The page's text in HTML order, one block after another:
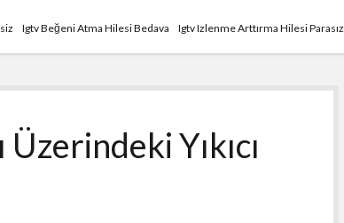
Igtv Beğeni Atma Hilesi Bedava Igtv Izlenme Arttırma Hilesi Parasız
Yıkıcı